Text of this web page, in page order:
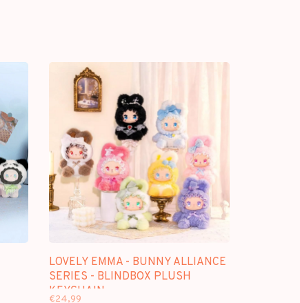
LOVELY EMMA - BUNNY ALLIANCE
SERIES - BLINDBOX PLUSH
KEYCHAIN
€24,99